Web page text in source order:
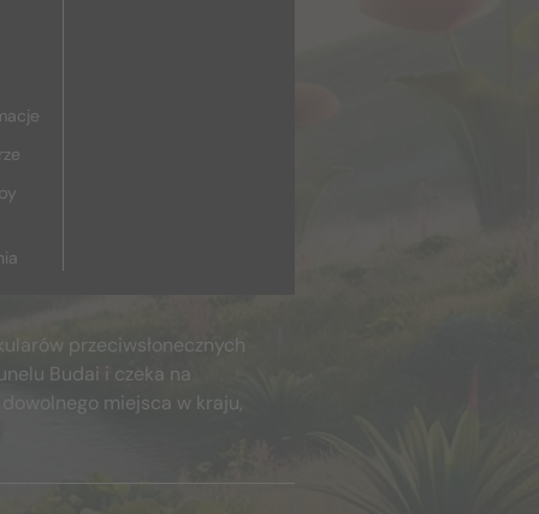
przeciwsłonecznych
Budai i czeka na
miejsca w kraju,